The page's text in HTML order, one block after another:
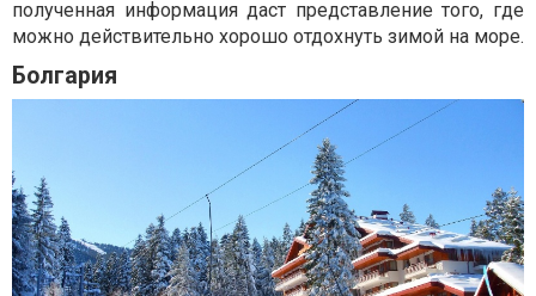
полученная информация даст представление того, где
можно действительно хорошо отдохнуть зимой на море.
Болгария